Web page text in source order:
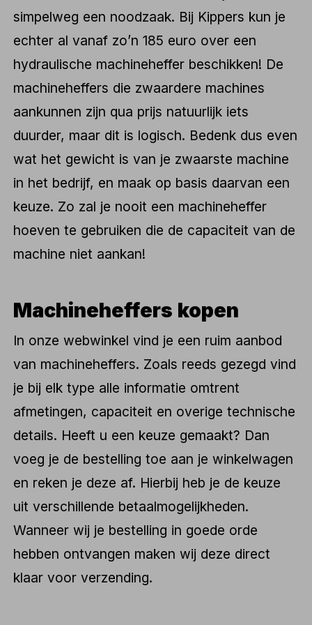
simpelweg een noodzaak. Bij Kippers kun je
echter al vanaf zo’n 185 euro over een
hydraulische machineheffer beschikken! De
machineheffers die zwaardere machines
aankunnen zijn qua prijs natuurlijk iets
duurder, maar dit is logisch. Bedenk dus even
wat het gewicht is van je zwaarste machine
in het bedrijf, en maak op basis daarvan een
keuze. Zo zal je nooit een machineheffer
hoeven te gebruiken die de capaciteit van de
machine niet aankan!
Machineheffers kopen
In onze webwinkel vind je een ruim aanbod
van machineheffers. Zoals reeds gezegd vind
je bij elk type alle informatie omtrent
afmetingen, capaciteit en overige technische
details. Heeft u een keuze gemaakt? Dan
voeg je de bestelling toe aan je winkelwagen
en reken je deze af. Hierbij heb je de keuze
uit verschillende betaalmogelijkheden.
Wanneer wij je bestelling in goede orde
hebben ontvangen maken wij deze direct
klaar voor verzending.